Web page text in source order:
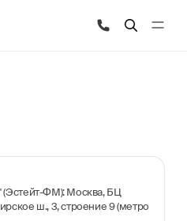
(Эстейт-ФМ): Москва, БЦ
ш., 3, строение 9 (метро